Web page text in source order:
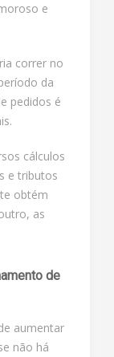
e
correr no
da
pedidos é
cálculos
e tributos
obtém
as
de
aumentar
não há